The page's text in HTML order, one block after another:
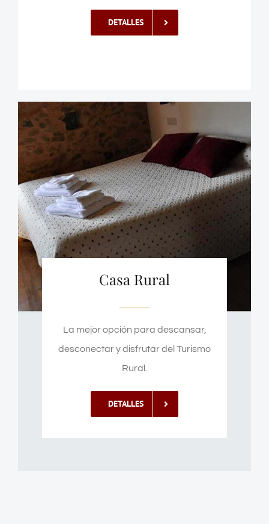
DETALLES
Casa Rural
La mejor opción para descansar,
desconectar y disfrutar del Turismo
Rural.
DETALLES